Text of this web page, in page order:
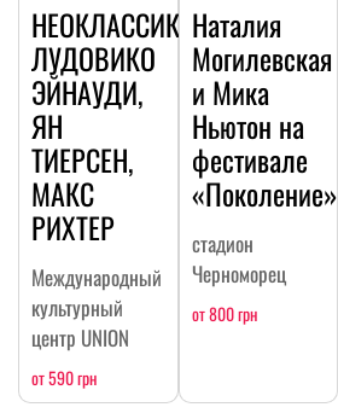
НЕОКЛАССИКА:
ЛУДОВИКО
ЭЙНАУДИ,
ЯН
ТИЕРСЕН,
МАКС
РИХТЕР
Международный
культурный
центр UNION
от 590 грн
Наталия
Могилевская
и Мика
Ньютон на
фестивале
«Поколение»
стадион
Черноморец
от 800 грн